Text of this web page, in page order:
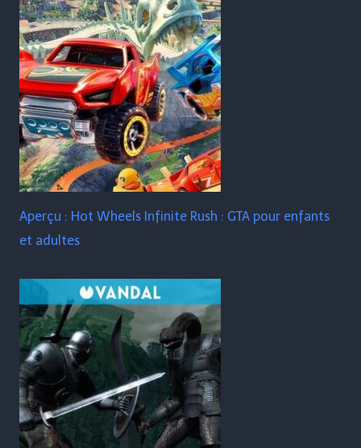
Aperçu : Hot Wheels Infinite Rush : GTA pour enfants
et adultes